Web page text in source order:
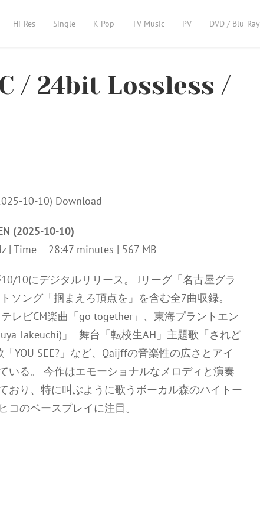
Hi-Res Single K-Pop TV-Music PV DVD / Blu-Ray
/ 24bit Lossless /
(2025-10-10)
| Time – 28:47 minutes | 567 MB
10にデジタルリリース。 Jリーグ「名古屋グラ
ソング「掴まえろ頂点を」を含む全7曲収録。
レビCM楽曲「go together」、東海プラントエン
Takeuchi)」 舞台「転校生AH」主題歌「されど
YOU SEE?」など、Qaijffの音楽性の広さとアイ
いる。 今作はエモーショナルなメロディと演奏
おり、特に叫ぶように歌うボーカル森のハイトー
のベースプレイに注目。